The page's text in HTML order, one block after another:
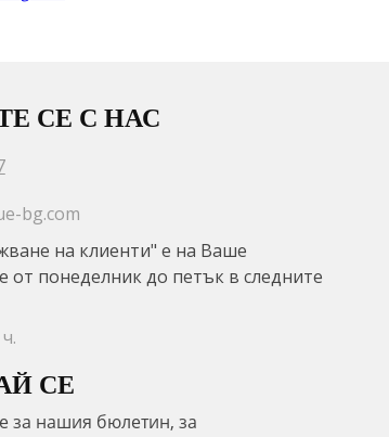
СЕ С НАС
bg.com
на клиенти" е на Ваше
от понеделник до петък в следните
СЕ